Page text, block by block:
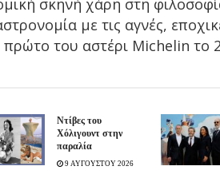
με τις αγνές,
του αστέρι Michelin το
Ντίβες του
Χόλιγουντ στην
παραλία
9 ΑΥΓΟΥΣΤΟΥ 2026